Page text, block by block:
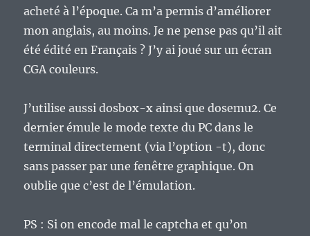
acheté à l’époque. Ca m’a permis d’améliorer
mon anglais, au moins. Je ne pense pas qu’il ait
été édité en Français ? J’y ai joué sur un écran
CGA couleurs.
J’utilise aussi dosbox-x ainsi que dosemu2. Ce
dernier émule le mode texte du PC dans le
terminal directement (via l’option -t), donc
sans passer par une fenêtre graphique. On
oublie que c’est de l’émulation.
PS : Si on encode mal le captcha et qu’on